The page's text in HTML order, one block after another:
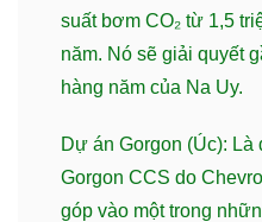
suất bơm CO₂ từ 1,5
năm. Nó sẽ giải quyết
hàng năm của Na Uy.
Dự án Gorgon (Úc): Là
Gorgon CCS do
góp vào một trong